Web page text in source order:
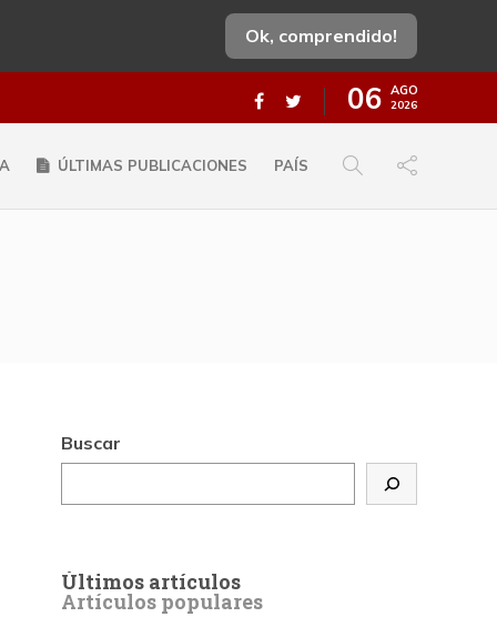
Ok, comprendido!
06 AGO
2026
ÚLTIMAS PUBLICACIONES PAÍS
Buscar
Últimos artículos
Artículos populares